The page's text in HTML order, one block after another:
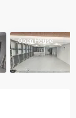
Open House